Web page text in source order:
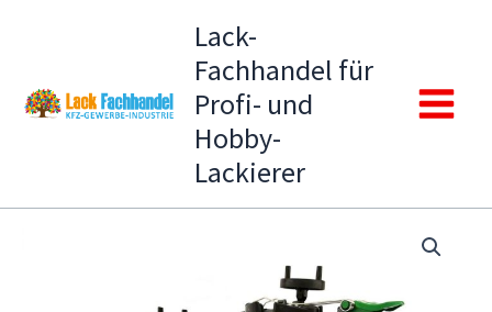
Lack-
Fachhandel für
Profi- und
Hobby-
Lackierer
Main